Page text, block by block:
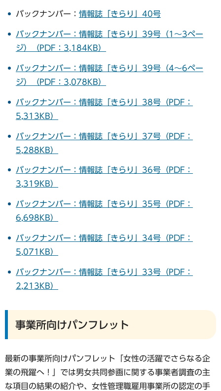
バックナンバー： 情報誌「きらり」40号
バックナンバー：情報誌「きらり」39号（1～3ペー
ジ）（PDF：3,184KB）
バックナンバー：情報誌「きらり」39号（4～6ペー
ジ）（PDF：3,078KB）
バックナンバー：情報誌「きらり」38号（PDF：
5,313KB）
バックナンバー：情報誌「きらり」37号（PDF：
5,288KB）
バックナンバー：情報誌「きらり」36号（PDF：
3,319KB）
バックナンバー：情報誌「きらり」35号（PDF：
6,698KB）
バックナンバー：情報誌「きらり」34号（PDF：
5,071KB）
バックナンバー：情報誌「きらり」33号（PDF：
2,213KB）
事業所向けパンフレット
最新の事業所向けパンフレット「女性の活躍でさらなる企
業の飛躍へ！」では男女共同参画に関する事業者調査の主
な項目の結果の紹介や、女性管理職雇用事業所の認定の手